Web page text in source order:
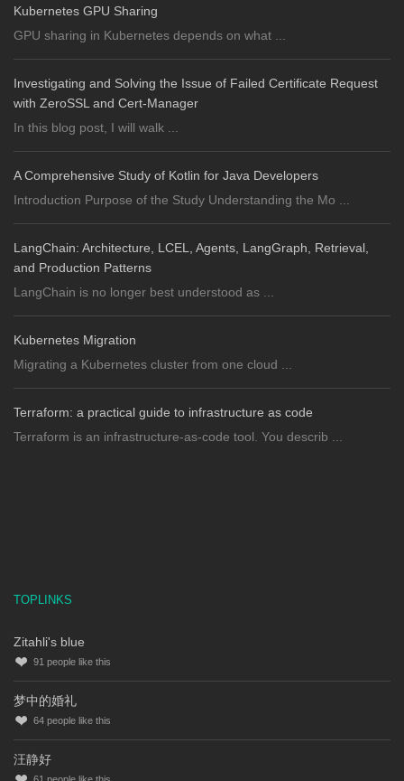
Kubernetes GPU Sharing
GPU sharing in Kubernetes depends on what ...
Investigating and Solving the Issue of Failed Certificate Request
with ZeroSSL and Cert-Manager
In this blog post, I will walk ...
A Comprehensive Study of Kotlin for Java Developers
Introduction Purpose of the Study Understanding the Mo ...
LangChain: Architecture, LCEL, Agents, LangGraph, Retrieval,
and Production Patterns
LangChain is no longer best understood as ...
Kubernetes Migration
Migrating a Kubernetes cluster from one cloud ...
Terraform: a practical guide to infrastructure as code
Terraform is an infrastructure-as-code tool. You describ ...
TOPLINKS
Zitahli's blue
91 people like this
梦中的婚礼
64 people like this
汪静好